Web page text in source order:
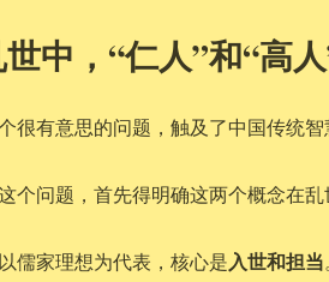
中，“仁人”和“高
很有意思的问题，触及了中国传统智
个问题，首先得明确这两个概念在乱
以儒家理想为代表，核心是入世和担当